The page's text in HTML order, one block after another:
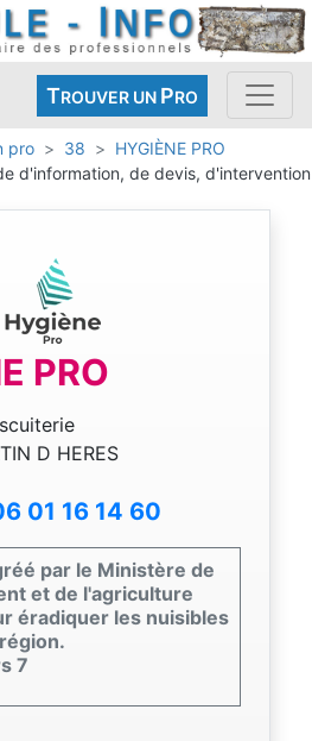
TROUVER UN PRO
pro 38
HYGIÈNE PRO
d'information, de devis, d'intervention
PRO
D HERES
01 16 14 60
par le Ministère de
et de l'agriculture
éradiquer les nuisibles
7